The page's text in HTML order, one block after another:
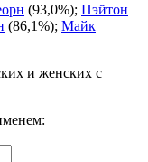
(93,0%); Пэйтон
(86,1%); Майк
и женских с